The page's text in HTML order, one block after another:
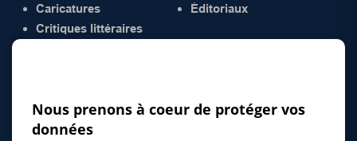
Caricatures
Critiques littéraires
Éditoriaux
Nous prenons à coeur de protéger vos
données